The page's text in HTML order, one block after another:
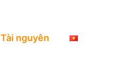
Tài nguyên